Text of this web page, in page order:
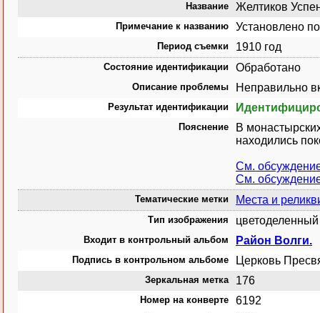
Название Желтиков
Примечание к названию Установлено
Период съемки 1910 год
Состояние идентификации Обработано
Описание проблемы Неправильно
Результат идентификации
Пояснение
В
находились
См.
См.
Тематические метки Места и
Тип изображения
Входит в контрольный альбом Район Волги.
Подпись в контрольном альбоме Церковь
Зеркальная метка 176
Номер на конверте 6192